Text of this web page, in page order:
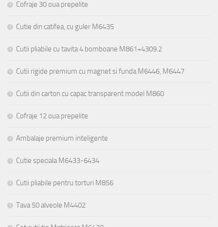
Cofraje 30 oua prepelite
Cutie din catifea, cu guler M6435
Cutii pliabile cu tavita 4 bomboane M861+4309.2
Cutii rigide premium cu magnet si funda M6446, M6447
Cutii din carton cu capac transparent model M860
Cofraje 12 oua prepelite
Ambalaje premium inteligente
Cutie speciala M6433-6434
Cutii pliabile pentru torturi M856
Tava 50 alveole M4402